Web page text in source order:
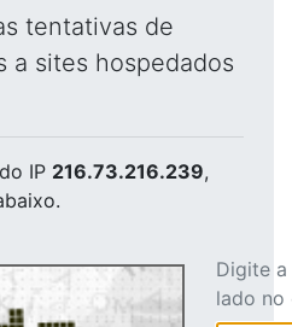
tentativas de
a sites hospedados
do IP 216.73.216.239,
Digite
lado no